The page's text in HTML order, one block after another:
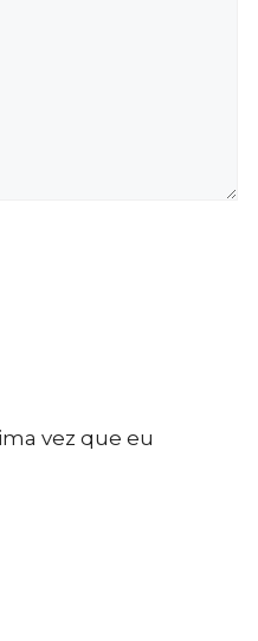
vez que eu